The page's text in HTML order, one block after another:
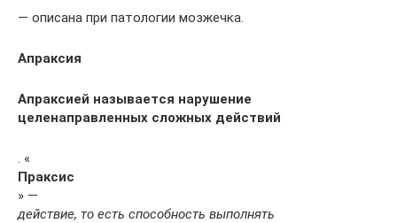
— описана при патологии мозжечка.
Апраксия
Апраксией называется нарушение
целенаправленных сложных действий
. «
Праксис
» —
действие, то есть способность выполнять